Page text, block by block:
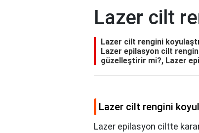
Lazer cilt
Lazer cilt rengini
Lazer epilasyon cilt
güzelleştirir mi?, Lazer
Lazer cilt rengini
Lazer epilasyon ciltte